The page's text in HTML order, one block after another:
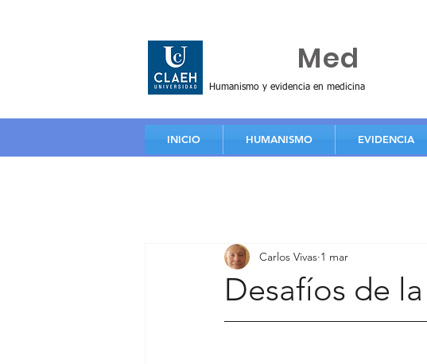
Humanismo y evidencia en medicina
Med
INICIO HUMANISMO EVIDENCIA
Desafíos de
Carlos Vivas 1 mar